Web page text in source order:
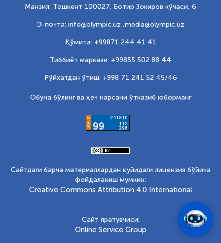
Манзил: Тошкент 100027, Ботир Зокиров кўчаси, 6
Э-почта: info@olympic.uz ,media@olympic.uz
Қўмита: +99871 244 41 41
Тиббиёт маркази: +99855 502 88 44
Рўйхатдан ўтиш: +998 71 241 52 45/46
Обуна бўлинг ва ҳеч нарсани ўтказиб юборманг
Сайтдаги барча материаллардан қуйидаги лицензия бўйича
фойдаланиш мумкин:
Creative Commons Attribution 4.0 International
.
Сайт яратувчиси:
Online Service Group